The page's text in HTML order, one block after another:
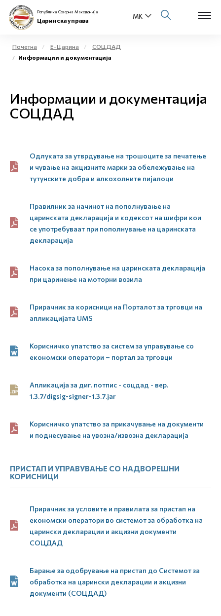
Физички лица
Бизнис заедница
Медиа центар
Е-Весник
Република Северна Македонија
Царинска управа
Почетна Е-Царина
СОЦДАД
Информации и документација
Информации и документација
СОЦДАД
Одлуката за утврдување на трошоците за печатење
и чување на акцизните марки за обележување на
тутунските добра и алкохолните пијалоци
Правилник за начинот на пополнување на
царинската декларација и кодексот на шифри кои
се употребуваат при пополнување на царинската
декларација
Насока за пополнување на царинската декларација
при царинење на моторни возила
Прирачник за корисници на Порталот за трговци на
апликацијата UMS
Корисничко упатство за систем за управување со
економски оператори – портал за трговци
Апликација за диг. потпис - соцдад - вер.
1.3.7/digsig-signer-1.3.7.jar
Корисничко упатство за прикачување на документи
и поднесување на увозна/извозна декларација
ПРИСТАП И УПРАВУВАЊЕ СО НАДВОРЕШНИ
КОРИСНИЦИ
Прирачник за условите и правилата за пристап на
економски оператори во системот за обработка на
царински декларации и акцизни документи
СОЦДАД
Барање за одобрување на пристап до Системот за
обработка на царински декларации и акцизни
документи (СОЦДАД)